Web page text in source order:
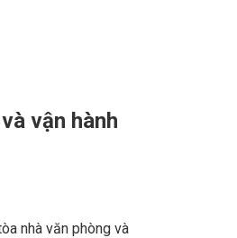
vận hành
nhà văn phòng và